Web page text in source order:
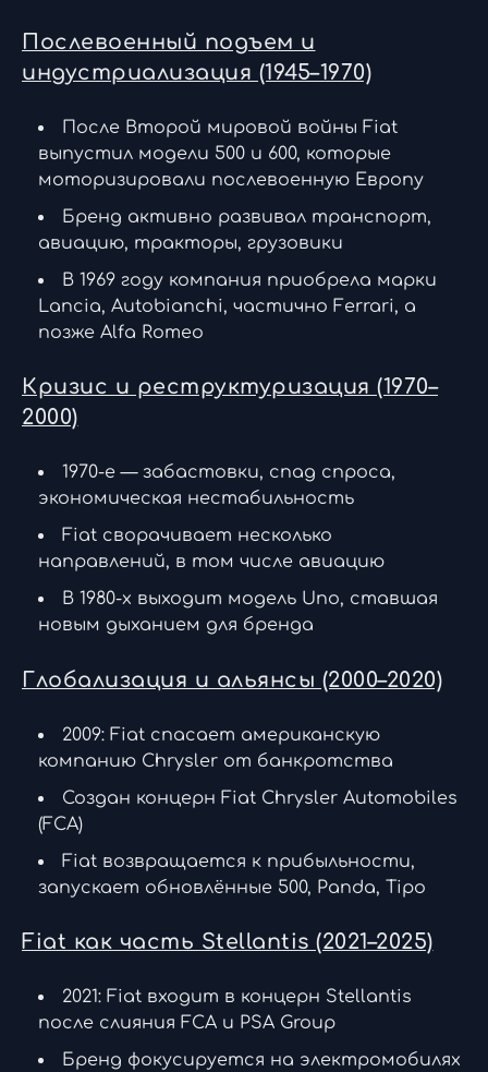
Послевоенный подъем и
индустриализация (1945–1970)
После Второй мировой войны Fiat
выпустил модели 500 и 600, которые
моторизировали послевоенную Европу
Бренд активно развивал транспорт,
авиацию, тракторы, грузовики
В 1969 году компания приобрела марки
Lancia, Autobianchi, частично Ferrari, а
позже Alfa Romeo
Кризис и реструктуризация (1970–
2000)
1970-е — забастовки, спад спроса,
экономическая нестабильность
Fiat сворачивает несколько
направлений, в том числе авиацию
В 1980-х выходит модель Uno, ставшая
новым дыханием для бренда
Глобализация и альянсы (2000–2020)
2009: Fiat спасает американскую
компанию Chrysler от банкротства
Создан концерн Fiat Chrysler Automobiles
(FCA)
Fiat возвращается к прибыльности,
запускает обновлённые 500, Panda, Tipo
Fiat как часть Stellantis (2021–2025)
2021: Fiat входит в концерн Stellantis
после слияния FCA и PSA Group
Бренд фокусируется на электромобилях